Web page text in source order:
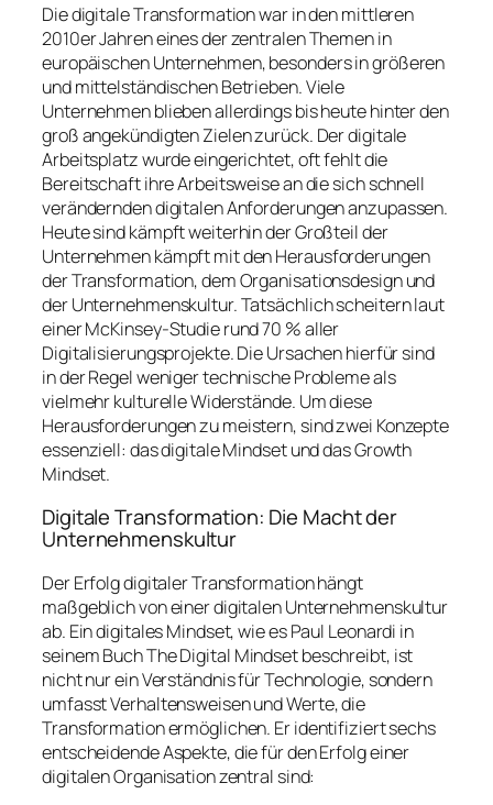
Die digitale Transformation war in den mittleren
2010er Jahren eines der zentralen Themen in
europäischen Unternehmen, besonders in größeren
und mittelständischen Betrieben. Viele
Unternehmen blieben allerdings bis heute hinter den
groß angekündigten Zielen zurück. Der digitale
Arbeitsplatz wurde eingerichtet, oft fehlt die
Bereitschaft ihre Arbeitsweise an die sich schnell
verändernden digitalen Anforderungen anzupassen.
Heute sind kämpft weiterhin der Großteil der
Unternehmen kämpft mit den Herausforderungen
der Transformation, dem Organisationsdesign und
der Unternehmenskultur. Tatsächlich scheitern laut
einer McKinsey-Studie rund 70 % aller
Digitalisierungsprojekte. Die Ursachen hierfür sind
in der Regel weniger technische Probleme als
vielmehr kulturelle Widerstände. Um diese
Herausforderungen zu meistern, sind zwei Konzepte
essenziell: das digitale Mindset und das Growth
Mindset.
Digitale Transformation: Die Macht der
Unternehmenskultur
Der Erfolg digitaler Transformation hängt
maßgeblich von einer digitalen Unternehmenskultur
ab. Ein digitales Mindset, wie es Paul Leonardi in
seinem BuchThe Digital Mindsetbeschreibt, ist
nicht nur ein Verständnis für Technologie, sondern
umfasst Verhaltensweisen und Werte, die
Transformation ermöglichen. Er identifiziert sechs
entscheidende Aspekte, die für den Erfolg einer
digitalen Organisation zentral sind: